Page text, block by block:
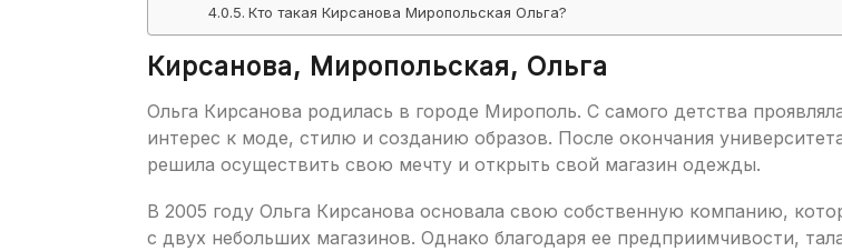
Кто такая Кирсанова Миропольская Ольга?
Кирсанова, Миропольская, Ольга
Ольга Кирсанова родилась в городе Мирополь. С самого детства
интерес к моде, стилю и созданию образов. После окончания
решила осуществить свою мечту и открыть свой магазин одежды.
В 2005 году Ольга Кирсанова основала свою собственную компанию,
с двух небольших магазинов. Однако благодаря ее предприимчивости,